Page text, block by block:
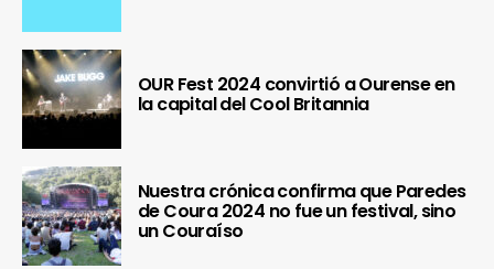
OUR Fest 2024 convirtió a Ourense en
la capital del Cool Britannia
Nuestra crónica confirma que Paredes
de Coura 2024 no fue un festival, sino
un Couraíso